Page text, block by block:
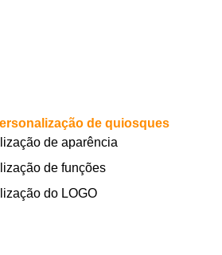
de quiosques
de aparência
de funções
do LOGO